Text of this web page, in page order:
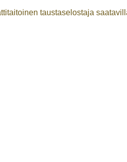
taustaselostaja